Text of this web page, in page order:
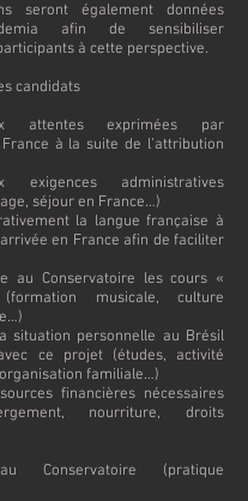
seront également données
afin de sensibiliser
à cette perspective.
candidats
attentes exprimées par
France à la suite de l’attribution
exigences administratives
séjour en France…)
la langue française à
en France afin de faciliter
au Conservatoire les cours «
musicale, culture
situation personnelle au Brésil
ce projet (études, activité
familiale…)
financières nécessaires
nourriture, droits
Conservatoire (pratique